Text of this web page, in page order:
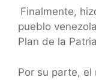
Finalmente,
pueblo
Plan de la
Por su parte, el